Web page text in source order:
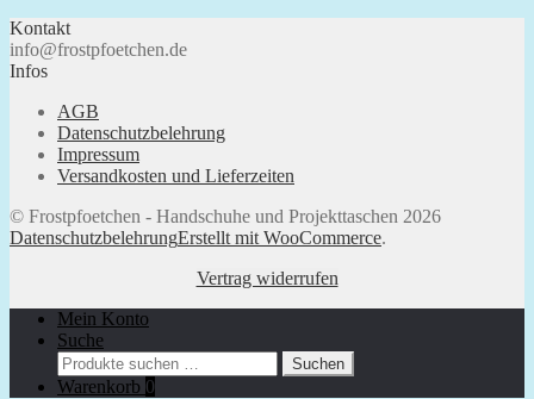
Kontakt
info@frostpfoetchen.de
Infos
AGB
Datenschutzbelehrung
Impressum
Versandkosten und Lieferzeiten
© Frostpfoetchen - Handschuhe und Projekttaschen 2026
DatenschutzbelehrungErstellt mit WooCommerce.
Vertrag widerrufen
Mein Konto
Suche
Suchen
nach:
Suchen
Warenkorb 0